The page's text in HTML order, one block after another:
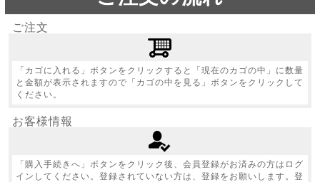
ご注文
「カゴに入れる」ボタンをクリックすると「現在のカゴの中」に数量
と金額が表示されますので「カゴの中を見る」ボタンをクリックして
ください。
お客様情報
「購入手続きへ」ボタンをクリック後、会員登録がお済みの方はログ
インしてください。登録されていない方は、登録をお願いします。登